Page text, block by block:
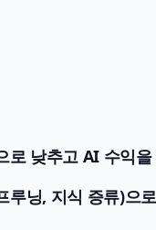
낮추고 AI 수익
루닝, 지식 증류)으